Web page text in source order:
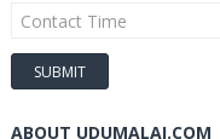
ABOUT UDUMALAI.COM